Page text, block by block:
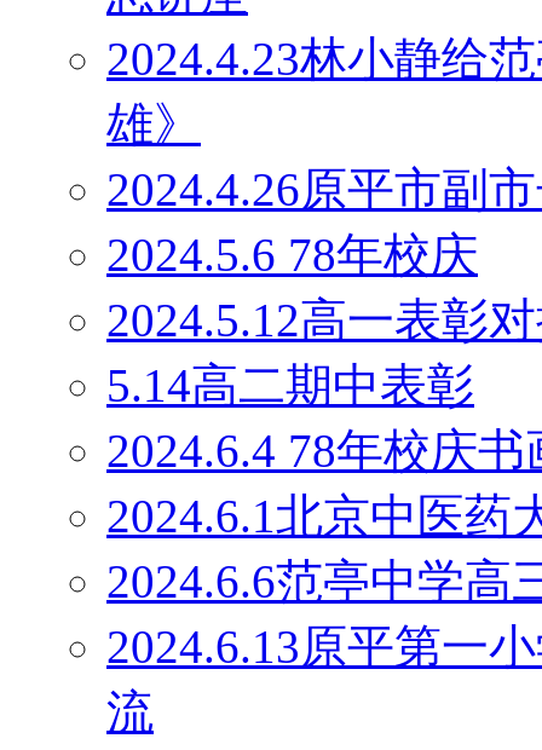
2024.4.23林小静给
雄》
2024.4.26原平市副
2024.5.6 78年校庆
2024.5.12高一表彰
5.14高二期中表彰
2024.6.4 78年校庆书
2024.6.1北京中医药
2024.6.6范亭中学高
2024.6.13原平第一
流